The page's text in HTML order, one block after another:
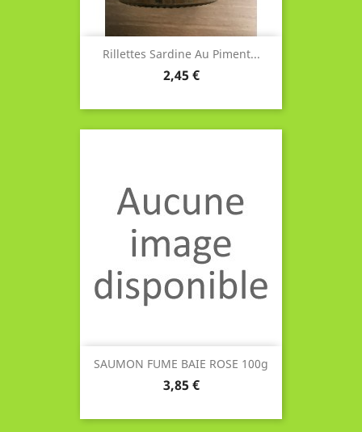
Rillettes Sardine Au Piment...
Prix
2,45 €
SAUMON FUME BAIE ROSE 100g
Prix
3,85 €